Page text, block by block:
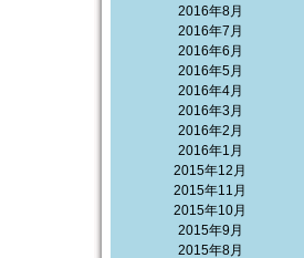
2016年8月
2016年7月
2016年6月
2016年5月
2016年4月
2016年3月
2016年2月
2016年1月
2015年12月
2015年11月
2015年10月
2015年9月
2015年8月